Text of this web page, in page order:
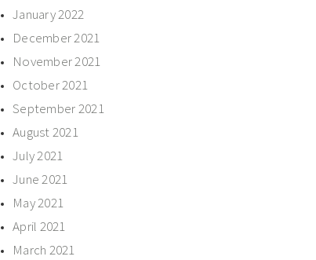
January 2022
December 2021
November 2021
October 2021
September 2021
August 2021
July 2021
June 2021
May 2021
April 2021
March 2021